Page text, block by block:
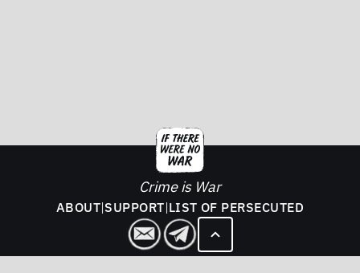
Crime is War
ABOUT|SUPPORT|LIST OF PERSECUTED